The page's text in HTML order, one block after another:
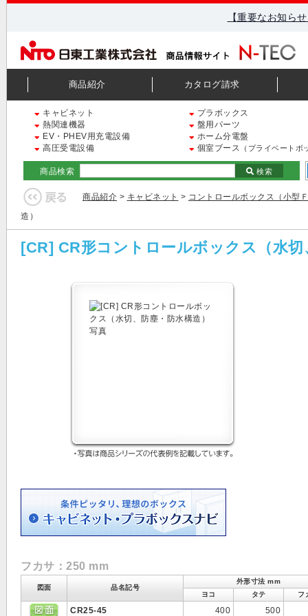
【重要なお知ら
商品紹介 カタログ請求
キャビネット
プラボックス
熱関連機器
盤用パーツ
EV・PHEV用充電設備
ホーム分電盤
高圧受電設備
個室ブース （プライベートボ
商品検索 検索
商品紹介 > キャビネット > コントロールボックス（小型
造）
[CR] CR形コントロールボックス（水切
フカサ：250 mm
図面 品名記号
外形寸法 mm
ヨコ
タテ フ
CR25-45 400
500